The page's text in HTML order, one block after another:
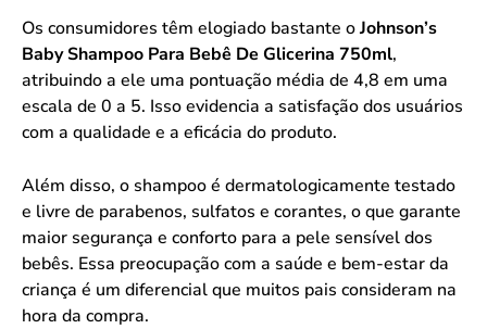
Os consumidores têm elogiado bastante oJohnson’s
Baby Shampoo Para Bebê De Glicerina 750ml,
atribuindo a ele uma pontuação média de 4,8 em uma
escala de 0 a 5. Isso evidencia a satisfação dos usuários
com a qualidade e a eficácia do produto.
Além disso, o shampoo é dermatologicamente testado
e livre de parabenos, sulfatos e corantes, o que garante
maior segurança e conforto para a pele sensível dos
bebês. Essa preocupação com a saúde e bem-estar da
criança é um diferencial que muitos pais consideram na
hora da compra.